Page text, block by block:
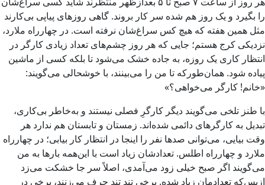
را بگیرد و یک روز هم شده سر کار بروند. گاهی روزهای پیاپی بی‌کارند
مثل همین هفته که هیچ کس سراغ‌شان نرفته است. در چهارراه ملارد،
نزدیکی کرج هستم؛ جایی که هر روز چشم‌های تعداد زیادی کارگر در
انتظار کاری یک روزه، به جاده خشک می‌شود تا بلکه کسی از ماشین
پیاده شود. همان‌طورکه تا من را می‌بینند، با خوشحالی می‌گویند:
«خانم! کارگر می‌خواهی؟»
با طنز تلخی می‌گویند دیگر کارگرِ فصلی نیستند و به‌خاطر بی‌کاری،
تبدیل به کارگرهای دائمی شده‌اند. زمستان و تابستان هم ندارد هر
وقت بیایی، می‌توانی صدها نفر را اینجا در انتظار کار بیابی؛ در چهارراه
ملارد و چهارراه اطلس. تعدادشان زیاد است با این‌همه بارها به من
می‌گویند اگر صبح خیلی زود می‌آمدی، اصلاً سر جا خشکت می‌زد
ازبس‌که تعدادمان زیاد شده. برخی تند تند حرف می‌زنند، برخی در